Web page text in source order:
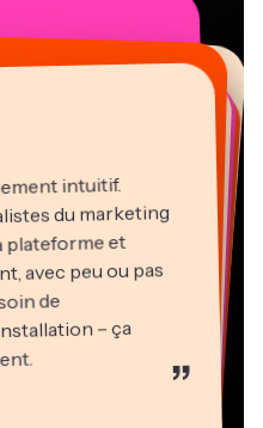
intuitif.
du marketing
plateforme et
avec peu ou pas
de
– ça
”